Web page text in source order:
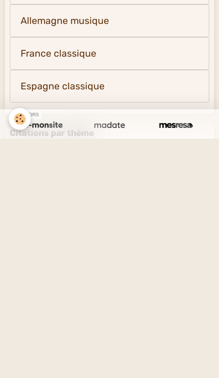
Allemagne musique
France classique
Espagne classique
Citations par thème
SPONSORS